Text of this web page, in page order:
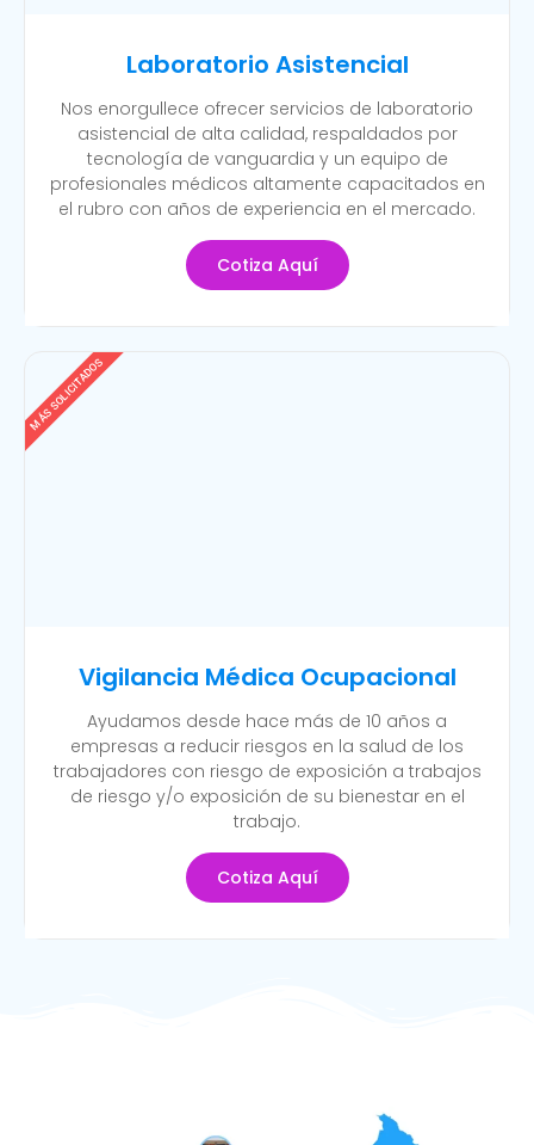
Laboratorio Asistencial
Nos enorgullece ofrecer servicios de laboratorio
asistencial de alta calidad, respaldados por
tecnología de vanguardia y un equipo de
profesionales médicos altamente capacitados en
el rubro con años de experiencia en el mercado.
Cotiza Aquí
Vigilancia Médica Ocupacional
Ayudamos desde hace más de 10 años a
empresas a reducir riesgos en la salud de los
trabajadores con riesgo de exposición a trabajos
de riesgo y/o exposición de su bienestar en el
trabajo.
Cotiza Aquí
MÁS SOLICITADOS